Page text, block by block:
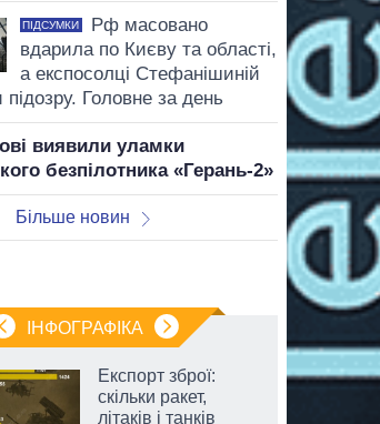
ПІДСУМКИ
Рф масовано
вдарила по Києву та області,
а експосолці Стефанішиній
підозру. Головне за день
виявили уламки
безпілотника «Герань-2»
Більше новин
ІНФОГРАФІКА
Експорт зброї:
скільки ракет,
літаків і танків